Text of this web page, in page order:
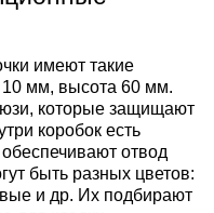
имеют такие
мм, высота 60 мм.
которые защищают
коробок есть
отвод
быть разных цветов:
и др. Их подбирают